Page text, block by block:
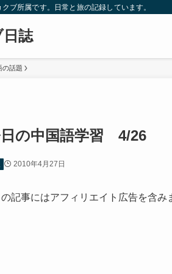
ブ所属です。日常と旅の記録しています。
誌
話題
の中国語学習 4/26
2010年4月27日
記事にはアフィリエイト広告を含み